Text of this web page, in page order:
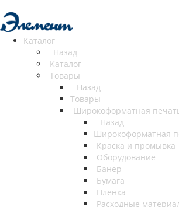
Каталог
Назад
Каталог
Товары
Назад
Товары
Широкоформатная
Назад
Широкоформатная
Краска и промывка
Оборудование
Банер
Бумага
Пленка
Расходные